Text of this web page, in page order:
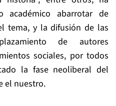
académico abarrotar de
tema, y la difusión de las
de autores
sociales, por todos
la fase neoliberal del
el nuestro.